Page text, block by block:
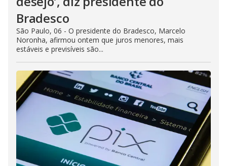
Bradesco
São Paulo, 06 - O presidente do Bradesco, Marcelo
Noronha, afirmou ontem que juros menores, mais
estáveis e previsíveis são...